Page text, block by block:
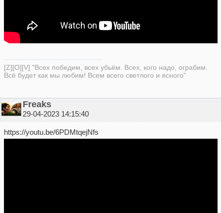
[Z][O][V] "Всех победим, всех убьём. Всех, кого надо, ограбим.
Всё будет как мы любим! Всем всего светлого и ясного"
Freaks
29-04-2023 14:15:40
https://youtu.be/6PDMtqejNfs